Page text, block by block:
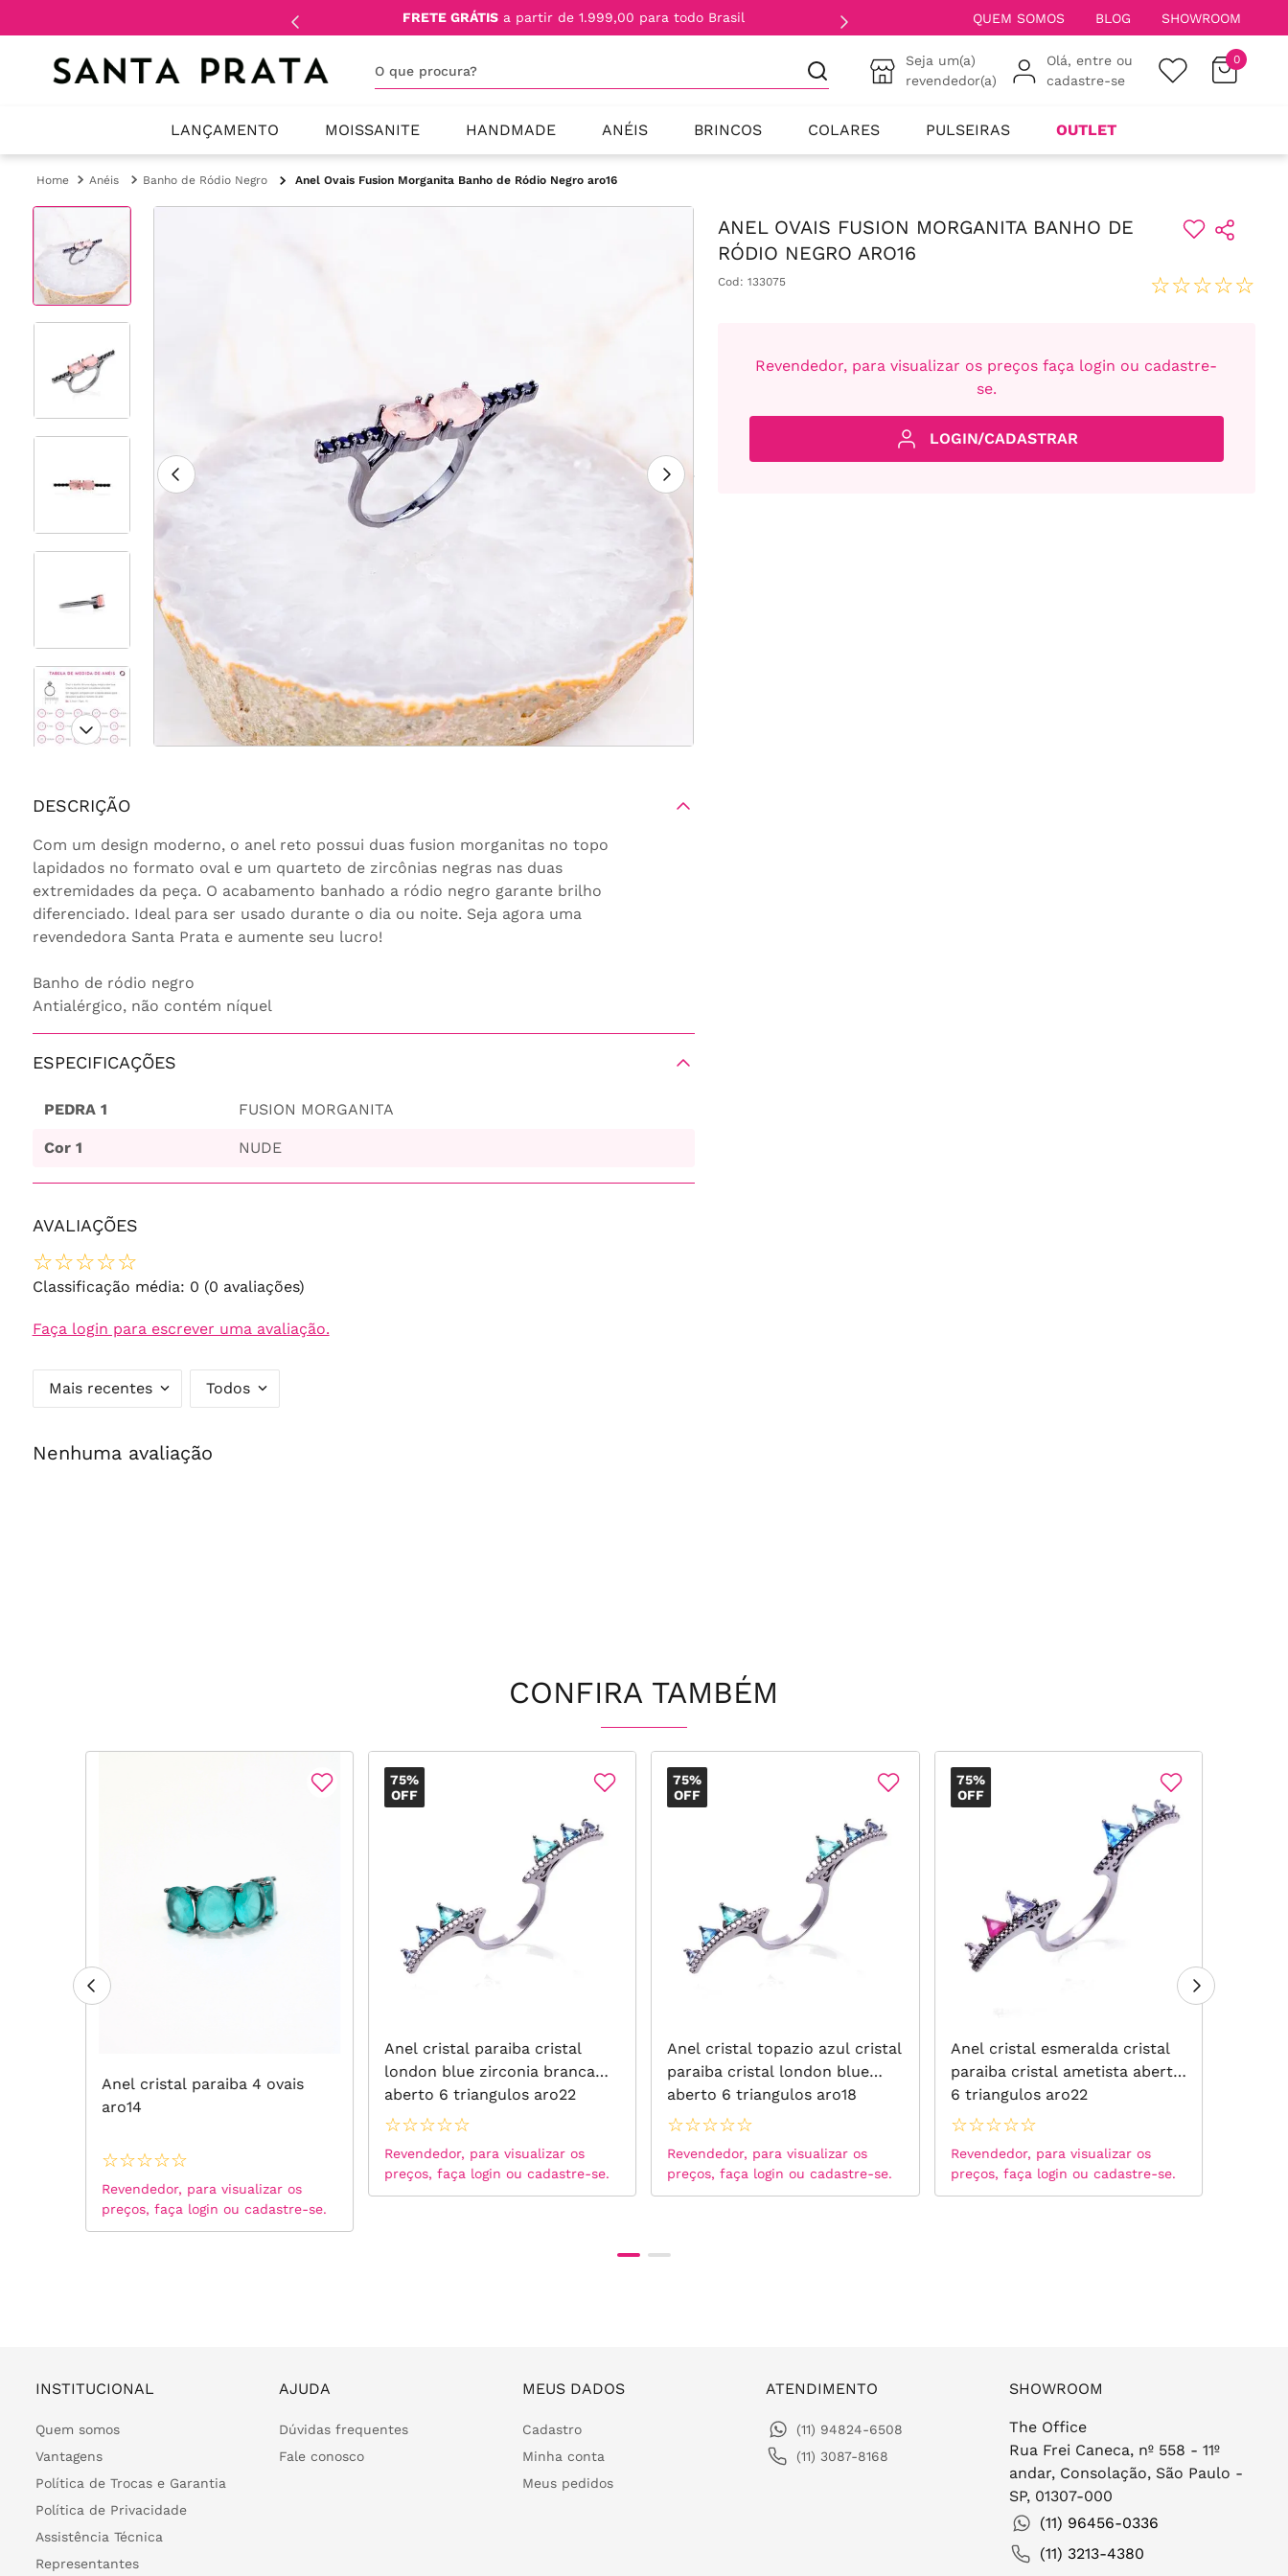
FRETE GRÁTIS a partir de 1.999,00 para todo Brasil QUEM SOMOS BLOG SHOWROOM
Seja um(a)
revendedor(a)
Olá, entre ou
cadastre-se
0
LANÇAMENTO MOISSANITE HANDMADE ANÉIS BRINCOS COLARES PULSEIRAS OUTLET
Anéis Banho de Ródio Negro Anel Ovais Fusion Morganita Banho de Ródio Negro aro16
DESCRIÇÃO
Com um design moderno, o anel reto possui duas fusion morganitas no topo
lapidados no formato oval e um quarteto de zircônias negras nas duas
extremidades da peça. O acabamento banhado a ródio negro garante brilho
diferenciado. Ideal para ser usado durante o dia ou noite. Seja agora uma
revendedora Santa Prata e aumente seu lucro!
Banho de ródio negro
Antialérgico, não contém níquel
ESPECIFICAÇÕES
PEDRA 1 FUSION MORGANITA
Cor 1 NUDE
AVALIAÇÕES
☆☆☆☆☆
Classificação média: 0 (0 avaliações)
Faça login para escrever uma avaliação.
Mais recentes Todos
Nenhuma avaliação
ANEL OVAIS FUSION MORGANITA BANHO DE
RÓDIO NEGRO ARO16
Cod: 133075 ☆☆☆☆☆
Revendedor, para visualizar os preços faça login ou cadastre-
se.
LOGIN/CADASTRAR
CONFIRA TAMBÉM
Anel cristal paraiba 4 ovais
aro14
☆☆☆☆☆
Revendedor, para visualizar os
preços, faça login ou cadastre-se.
75%
OFF
Anel cristal paraiba cristal
london blue zirconia branca
aberto 6 triangulos aro22
☆☆☆☆☆
Revendedor, para visualizar os
preços, faça login ou cadastre-se.
75%
OFF
Anel cristal topazio azul cristal
paraiba cristal london blue
aberto 6 triangulos aro18
☆☆☆☆☆
Revendedor, para visualizar os
preços, faça login ou cadastre-se.
75%
OFF
Anel cristal esmeralda cristal
paraiba cristal ametista aberto
6 triangulos aro22
☆☆☆☆☆
Revendedor, para visualizar os
preços, faça login ou cadastre-se.
INSTITUCIONAL
Quem somos
Vantagens
Política de Trocas e Garantia
Política de Privacidade
Assistência Técnica
Representantes
AJUDA
Dúvidas frequentes
Fale conosco
MEUS DADOS
Cadastro
Minha conta
Meus pedidos
ATENDIMENTO
(11) 94824-6508
(11) 3087-8168
SHOWROOM
The Office
Rua Frei Caneca, nº 558 - 11º
andar, Consolação, São Paulo -
SP, 01307-000
(11) 96456-0336
(11) 3213-4380